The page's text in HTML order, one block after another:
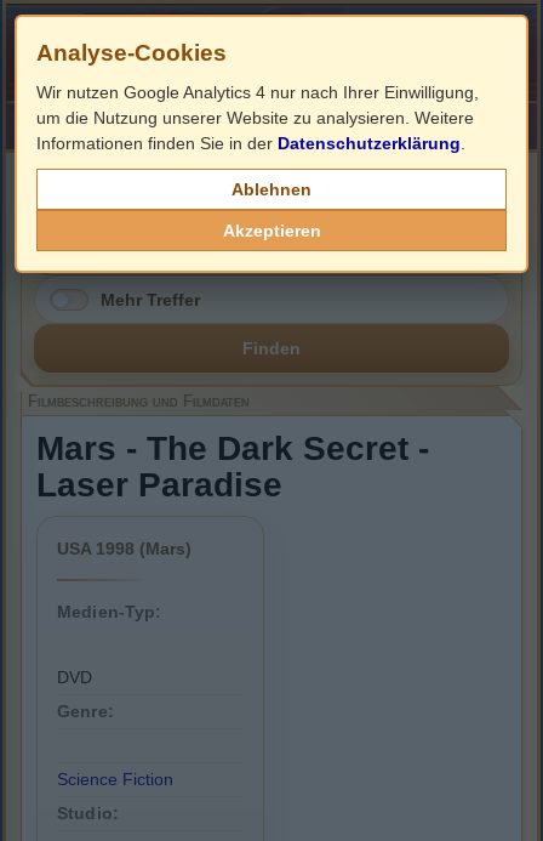
HOME ImpressumLinks
Filmbeschreibung, Cover & DVD Infos
Mehr Treffer
Finden
Filmbeschreibung und Filmdaten
Mars - The Dark Secret -
Laser Paradise
USA 1998 (Mars)
Medien-Typ:
DVD
Genre:
Science Fiction
Studio:
Analyse-Cookies
Wir nutzen Google Analytics 4 nur nach Ihrer Einwilligung,
um die Nutzung unserer Website zu analysieren. Weitere
Informationen finden Sie in der Datenschutzerklärung
Ablehnen
Akzeptieren